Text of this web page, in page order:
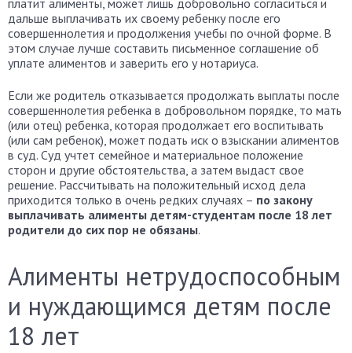
платит алименты, может лишь добровольно согласиться и
дальше выплачивать их своему ребенку после его
совершеннолетия и продолжения учебы по очной форме. В
этом случае лучше составить письменное соглашение об
уплате алиментов и заверить его у нотариуса.
Если же родитель отказывается продолжать выплаты после
совершеннолетия ребенка в добровольном порядке, то мать
(или отец) ребенка, которая продолжает его воспитывать
(или сам ребенок), может подать иск о взыскании алиментов
в суд. Суд учтет семейное и материальное положение
сторон и другие обстоятельства, а затем выдаст свое
решение. Рассчитывать на положительный исход дела
приходится только в очень редких случаях – по закону
выплачивать алименты детям-студентам после 18 лет
родители до сих пор не обязаны.
Алименты нетрудоспособным
и нуждающимся детям после
18 лет